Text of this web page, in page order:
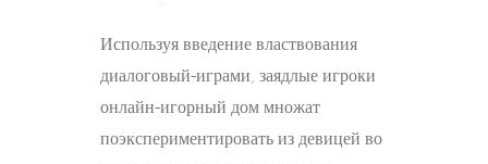
Используя введение властвования
диалоговый-играми, заядлые игроки
онлайн-игорный дом множат
поэкспериментировать из девицей во